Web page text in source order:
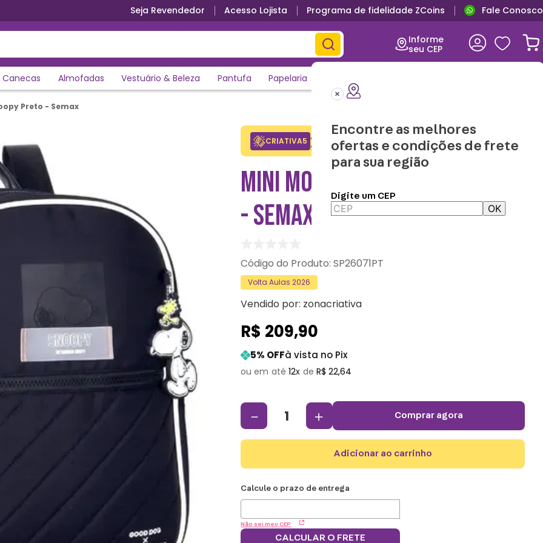
no PIX Seja Revendedor Acesso Lojista Programa de fidelidade ZCoins Fale Conosco
Informe
seu CEP
Encontre as melhores
ofertas e condições de frete
para sua região
Digite um CEP
OK
Canecas Almofadas Vestuário & Beleza Pantufa Papelaria
Preto - Semax
CRIATIVA5 Adicione o cupom no carrinho e
ganhe desconto na 1a compra.
Copiar
MINI MOCHILA SNOOPY PRETO
- SEMAX
:SP26071PT
Volta Aulas 2026
Vendido por: zonacriativa
R$ 209,90
5% OFFà vista no Pix
12 R$ 22,64
＋
－ comprar agora
adicionar ao carrinho
Não sei meu CEP
CALCULAR O FRETE